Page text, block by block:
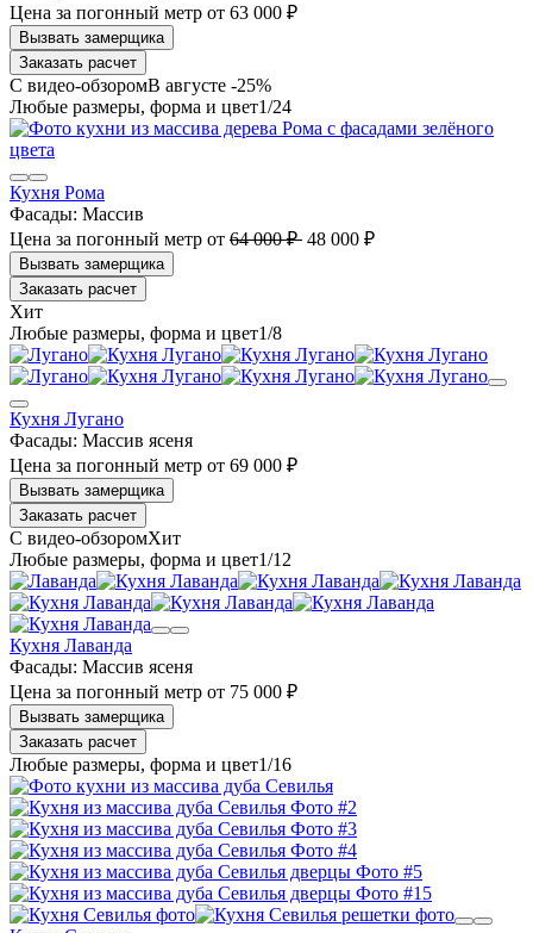
Цена за погонный метр от 63 000 ₽
Заказать расчет
В августе -25%
1/24
Кухня Рома
Фасады: Массив
Цена за погонный метр от 64 000 ₽ 48 000 ₽
Заказать расчет
1/8
Кухня Лугано
Фасады: Массив ясеня
Цена за погонный метр от 69 000 ₽
Заказать расчет
1/12
Кухня Лаванда
Фасады: Массив ясеня
Цена за погонный метр от 75 000 ₽
Заказать расчет
1/16